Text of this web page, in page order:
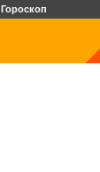
Гороскоп